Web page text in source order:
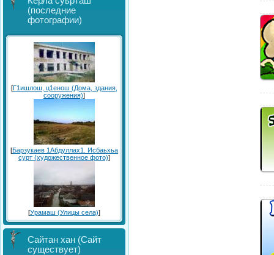
(последние
фотографии)
[Г1ишлош, ц1енош (Дома, здания,
сооружения)]
[Барзукаев 1Абдуллах1. Исбаьхьа
сурт (художественное фото)]
[Урамаш (Улицы села)]
Сайтан хан (Сайт
существует)